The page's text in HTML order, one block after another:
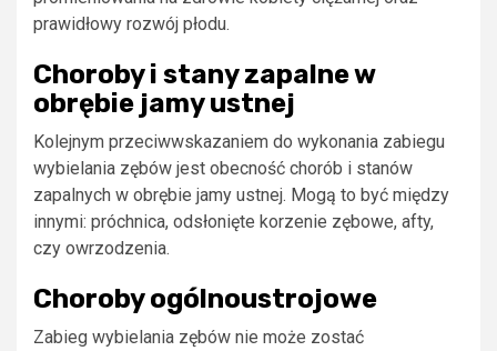
prawidłowy rozwój płodu.
Choroby i stany zapalne w
obrębie jamy ustnej
Kolejnym przeciwwskazaniem do wykonania zabiegu
wybielania zębów jest obecność chorób i stanów
zapalnych w obrębie jamy ustnej. Mogą to być między
innymi: próchnica, odsłonięte korzenie zębowe, afty,
czy owrzodzenia.
Choroby ogólnoustrojowe
Zabieg wybielania zębów nie może zostać